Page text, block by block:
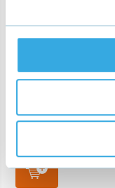
Lengte:1 Meter